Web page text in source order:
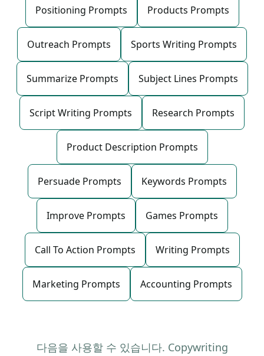
Positioning Prompts Products Prompts
Outreach Prompts Sports Writing Prompts
Summarize Prompts Subject Lines Prompts
Script Writing Prompts Research Prompts
Product Description Prompts
Persuade Prompts Keywords Prompts
Improve Prompts Games Prompts
Call To Action Prompts Writing Prompts
Marketing Prompts Accounting Prompts
다음을 사용할 수 있습니다. Copywriting